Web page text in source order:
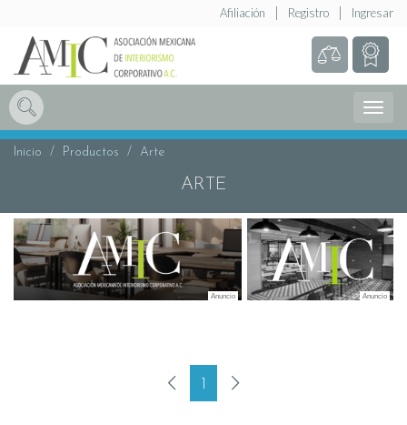
Ingresar
Registro
Afiliación
Menú
Inicio Productos Arte
ARTE
1